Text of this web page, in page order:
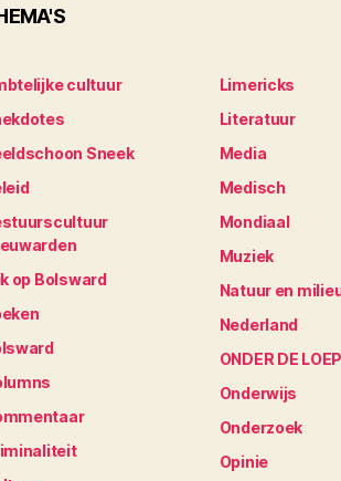
cultuur
Sneek
op Bolsward
Limericks
Literatuur
Media
Medisch
Mondiaal
Muziek
Natuur en
Nederland
ONDER DE LOEP
Onderwijs
Onderzoek
Opinie